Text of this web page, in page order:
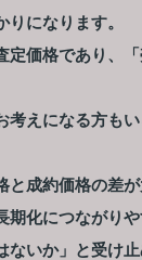
になります。
価格であり、
えになる方も
成約価格の差
化につながりや
いか」と受け